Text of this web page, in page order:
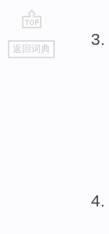
go
top
返回词典